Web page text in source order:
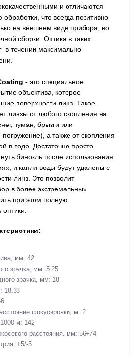
и отличаются
обработки, что всегда позитивно
на внешнем виде прибора, но
сборки. Оптика в таких
в течении максимально
- это специальное
объектива, которое
поверхности линз. Такое
линзы от любого скопления на
туман, брызги или
погружение), а также от скопления
в воде. Достаточно просто
бинокль после использования
и капли воды будут удалены с
линз. Это позволит
в более экстремальных
при этом полную
оптики.
мм: 42
зрачка, мм: 5.25
зрачка, мм: 18
18.33
фокусировки, м: 2
м: 142
расстояния, мм: 56÷74
+5/-5